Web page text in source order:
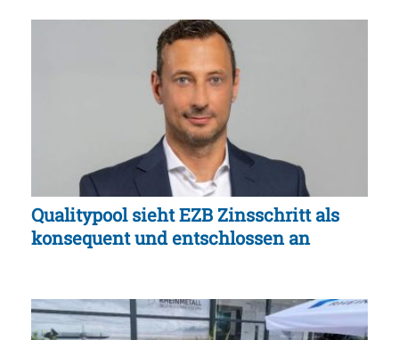
Qualitypool sieht EZB Zinsschritt als
konsequent und entschlossen an